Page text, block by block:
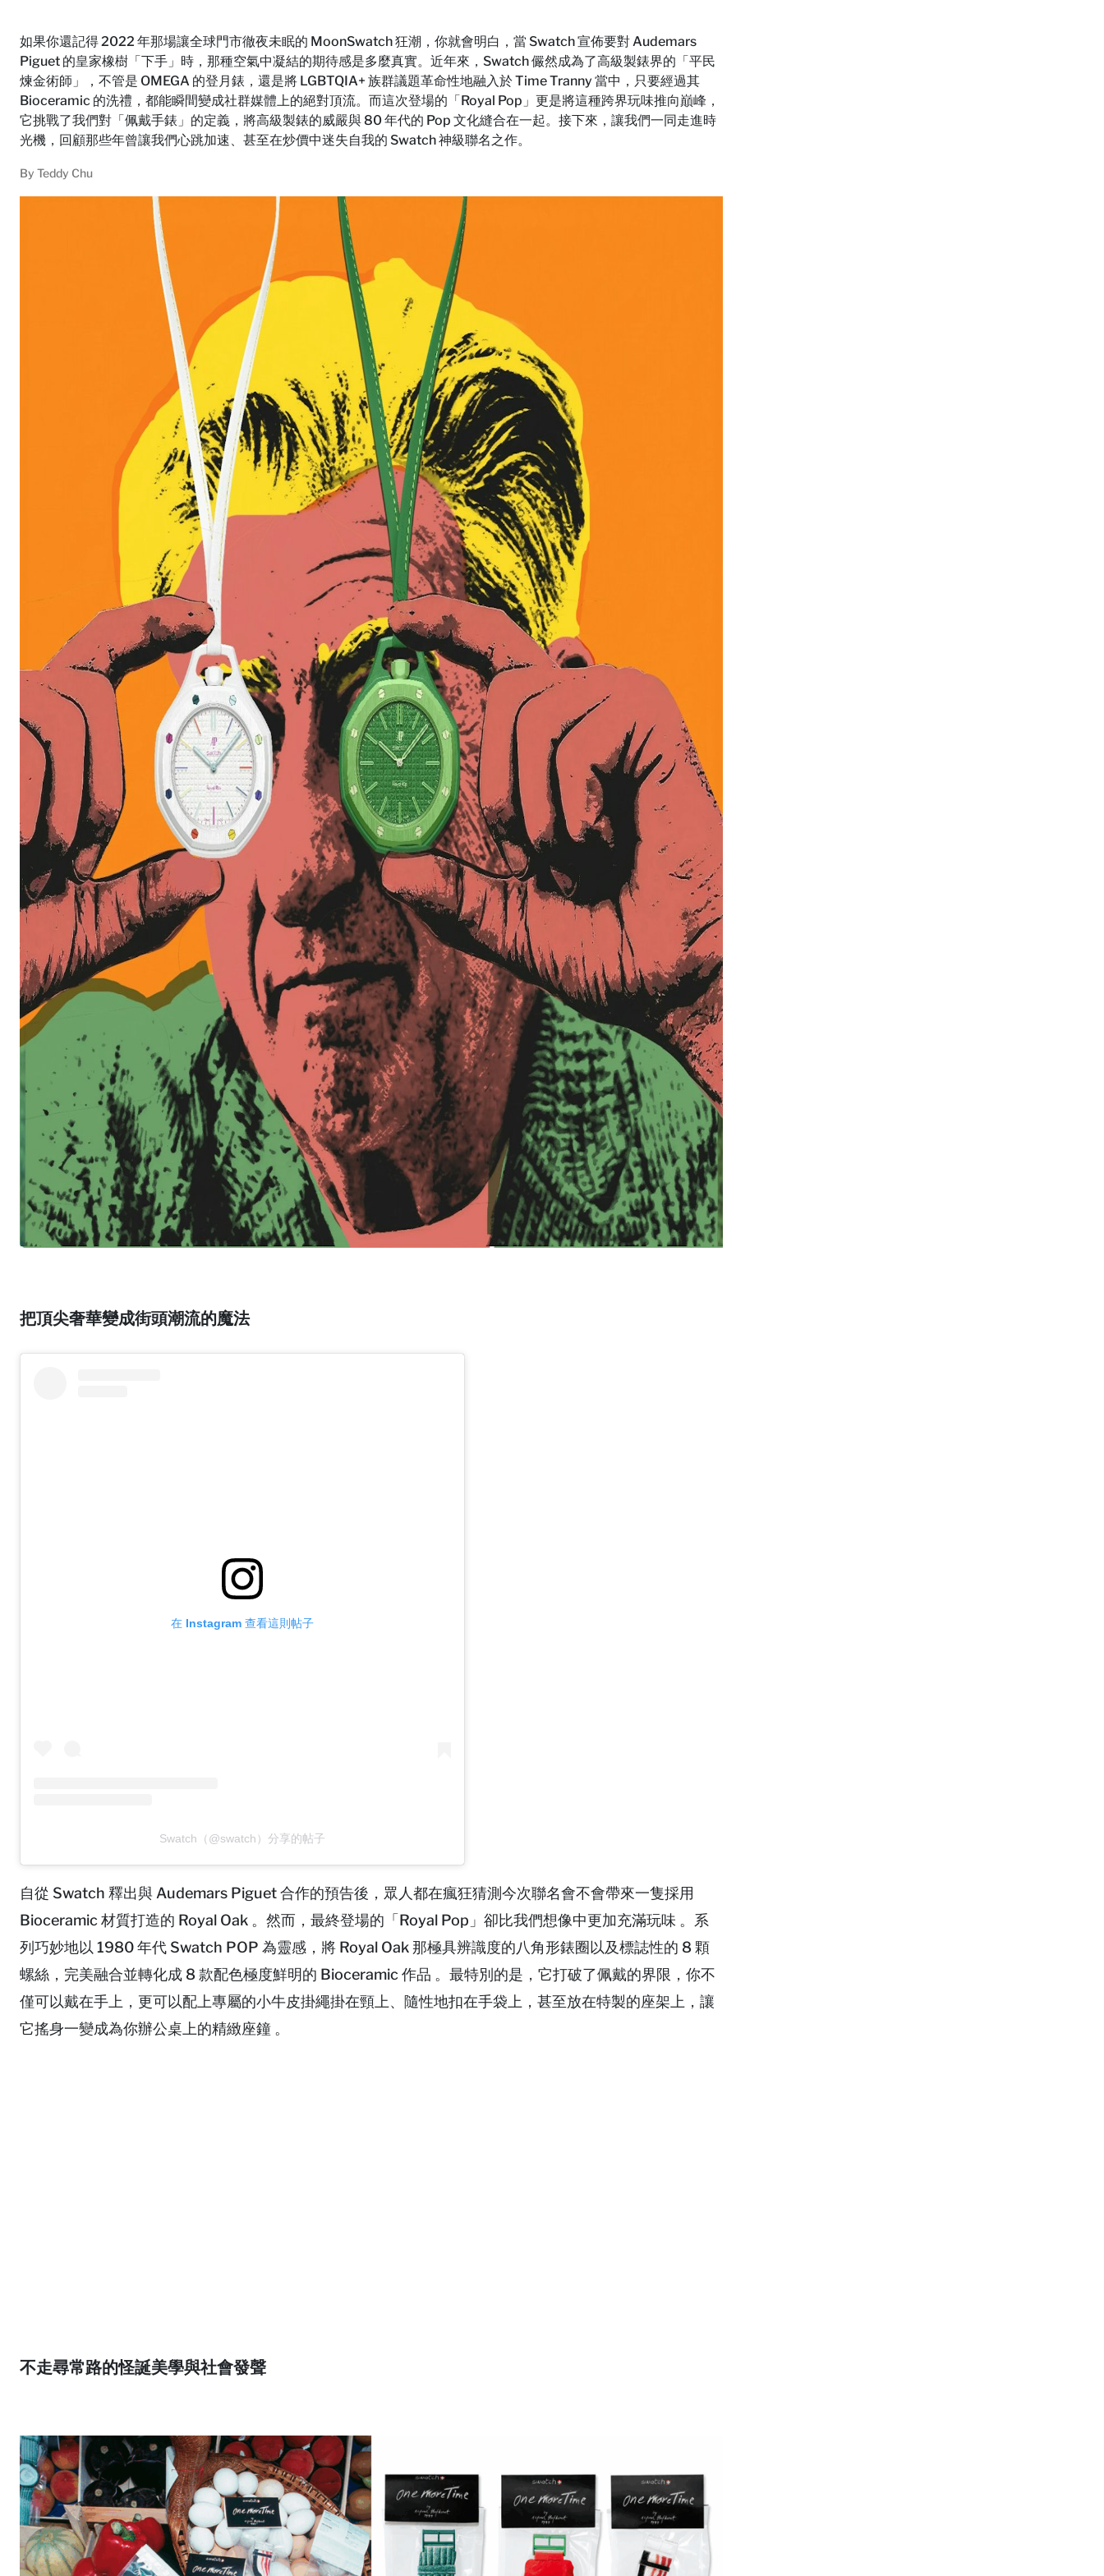
如果你還記得 2022 年那場讓全球門市徹夜未眠的 MoonSwatch 狂潮，你就會明白，當 Swatch 宣佈要對 Audemars
Piguet 的皇家橡樹「下手」時，那種空氣中凝結的期待感是多麼真實。近年來，Swatch 儼然成為了高級製錶界的「平民
煉金術師」，不管是 OMEGA 的登月錶，還是將 LGBTQIA+ 族群議題革命性地融入於 Time Tranny 當中，只要經過其
Bioceramic 的洗禮，都能瞬間變成社群媒體上的絕對頂流。而這次登場的「Royal Pop」更是將這種跨界玩味推向巔峰，
它挑戰了我們對「佩戴手錶」的定義，將高級製錶的威嚴與 80 年代的 Pop 文化縫合在一起。接下來，讓我們一同走進時
光機，回顧那些年曾讓我們心跳加速、甚至在炒價中迷失自我的 Swatch 神級聯名之作。
By Teddy Chu
把頂尖奢華變成街頭潮流的魔法
在 Instagram 查看這則帖子
Swatch（@swatch）分享的帖子
自從 Swatch 釋出與 Audemars Piguet 合作的預告後，眾人都在瘋狂猜測今次聯名會不會帶來一隻採用
Bioceramic 材質打造的 Royal Oak 。然而，最終登場的「Royal Pop」卻比我們想像中更加充滿玩味 。系
列巧妙地以 1980 年代 Swatch POP 為靈感，將 Royal Oak 那極具辨識度的八角形錶圈以及標誌性的 8 顆
螺絲，完美融合並轉化成 8 款配色極度鮮明的 Bioceramic 作品 。最特別的是，它打破了佩戴的界限，你不
僅可以戴在手上，更可以配上專屬的小牛皮掛繩掛在頸上、隨性地扣在手袋上，甚至放在特製的座架上，讓
它搖身一變成為你辦公桌上的精緻座鐘 。
不走尋常路的怪誕美學與社會發聲